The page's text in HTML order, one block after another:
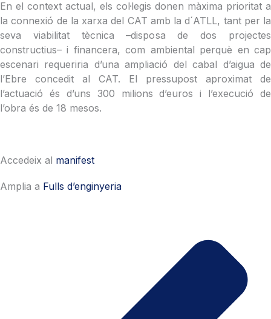
En el context actual, els col·legis donen màxima prioritat a
la connexió de la xarxa del CAT amb la d´ATLL, tant per la
seva viabilitat tècnica –disposa de dos projectes
constructius– i financera, com ambiental perquè en cap
escenari requeriria d’una ampliació del cabal d’aigua de
l’Ebre concedit al CAT. El pressupost aproximat de
l’actuació és d’uns 300 milions d’euros i l’execució de
l’obra és de 18 mesos.
Accedeix al manifest
Amplia a Fulls d’enginyeria